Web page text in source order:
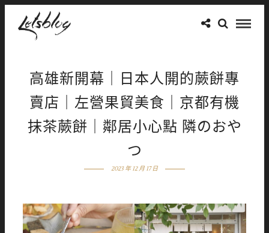
高雄新開幕｜日本人開的蕨餅專
賣店｜左營果貿美食｜京都有機
抹茶蕨餅｜鄰居小心點 隣のおや
つ
2023 年 12 月 17 日